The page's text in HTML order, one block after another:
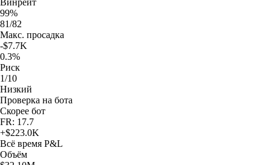
Винрейт
99%
81/82
Макс. просадка
-$7.7K
0.3%
Риск
1/10
Низкий
Проверка на бота
Скорее бот
FR: 17.7
+$223.0K
Всё время P&L
Объём